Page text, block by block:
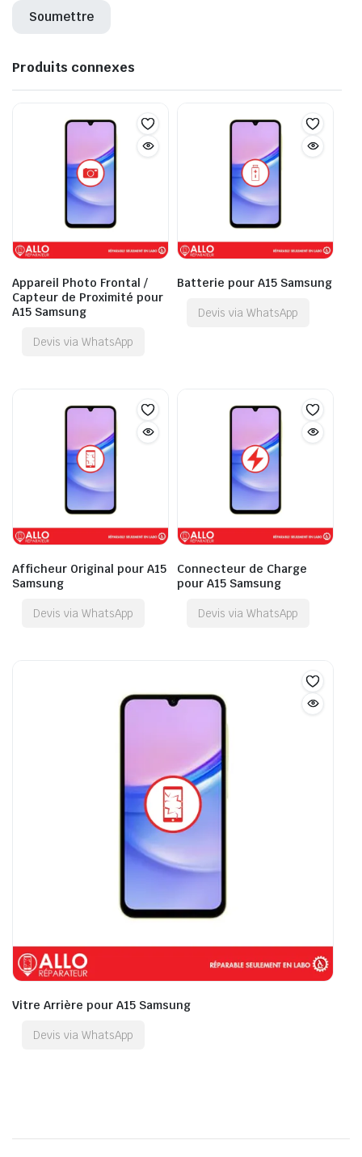
Produits connexes
Appareil Photo Frontal /
Capteur de Proximité pour
A15 Samsung
Devis via WhatsApp
Batterie pour A15 Samsung
Devis via WhatsApp
Afficheur Original pour A15
Samsung
Devis via WhatsApp
Connecteur de Charge
pour A15 Samsung
Devis via WhatsApp
Vitre Arrière pour A15 Samsung
Devis via WhatsApp